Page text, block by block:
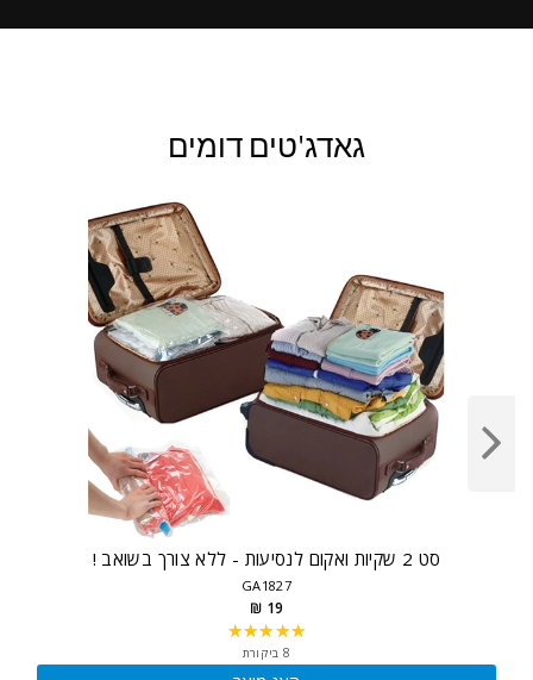
גאדג'טים דומים
סט 2 שקיות ואקום לנסיעות - ללא צורך בשואב !
GA1827
19 ₪
★★★★★
8 ביקורת